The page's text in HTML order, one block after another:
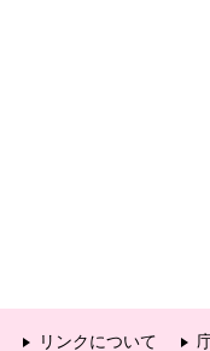
リンクについて